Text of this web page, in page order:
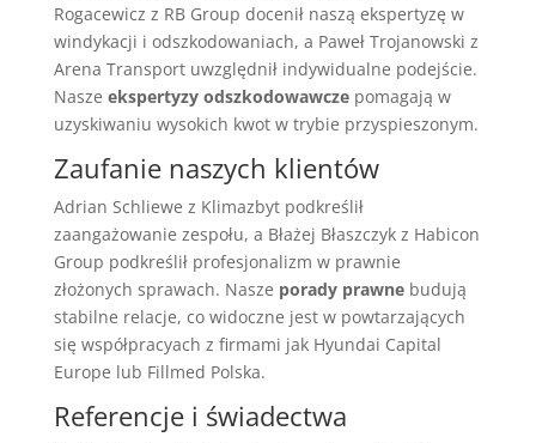
Rogacewicz z RB Group docenił naszą ekspertyzę w
windykacji i odszkodowaniach, a Paweł Trojanowski z
Arena Transport uwzględnił indywidualne podejście.
Nasze ekspertyzy odszkodowawczepomagają w
uzyskiwaniu wysokich kwot w trybie przyspieszonym.
Zaufanie naszych klientów
Adrian Schliewe z Klimazbyt podkreślił
zaangażowanie zespołu, a Błażej Błaszczyk z Habicon
Group podkreślił profesjonalizm w prawnie
złożonych sprawach. Nasze porady prawnebudują
stabilne relacje, co widoczne jest w powtarzających
się współpracyach z firmami jak Hyundai Capital
Europe lub Fillmed Polska.
Referencje i świadectwa